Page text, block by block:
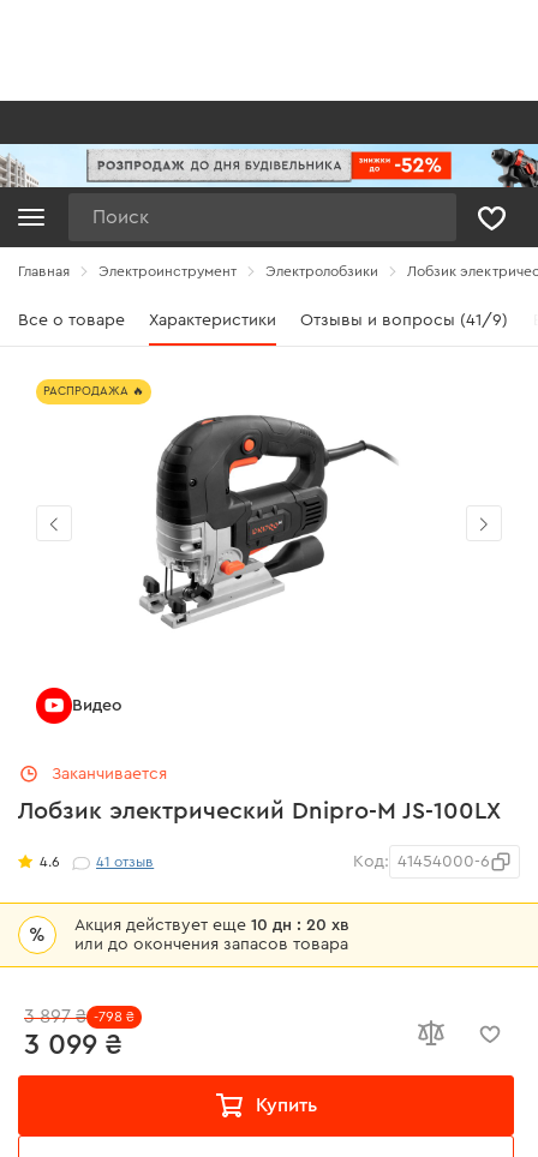
Главная Электроинструмент Электролобзики Лобзик
Все о товаре Характеристики Отзывы и вопросы (41/9)
Лобзик электрический Dnipro-M JS-100LX
4.6 41отзыв Код: 41454000-6
% Акция действует еще10 дн : 20 хв
или до окончения запасов товара
3 099 ₴
3 897 ₴ -798 ₴
Купить
Заканчивается
РАСПРОДАЖА 🔥
Видео